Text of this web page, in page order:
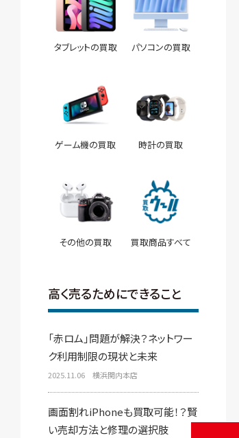
タブレットの買取 パソコンの買取
ゲーム機の買取 時計の買取
その他の買取 買取商品すべて
高く売るためにできること
「赤ロム」問題が解決？ネットワー
ク利用制限の現状と未来
2025.11.06 横浜関内本店
画面割れiPhoneも買取可能！？賢
い売却方法と修理の選択肢